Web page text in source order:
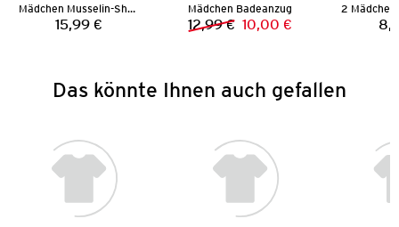
Mädchen Musselin-Shorty
Preis:
15,99 €
Mädchen Badeanzug
Vorheriger Preis:
12,99 € Neuer Preis:
10,00 €
Das könnte Ihnen auch gefallen